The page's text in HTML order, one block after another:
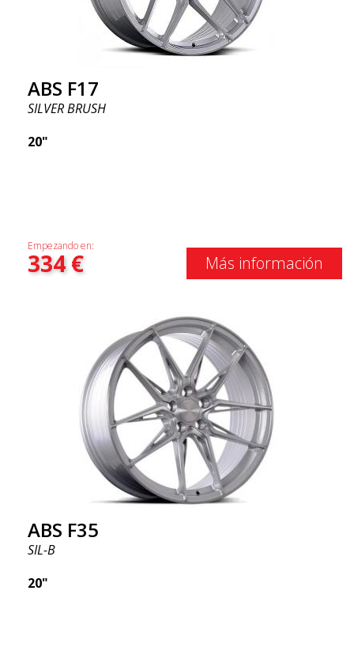
ABS F17
SILVER BRUSH
20"
Empezando en:
334€ Más información
ABS F35
SIL-B
20"